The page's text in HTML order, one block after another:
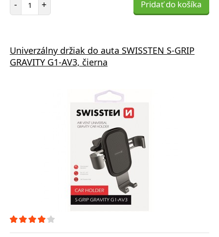
- + Pridať do košíka
Univerzálny držiak do auta SWISSTEN S-GRIP
GRAVITY G1-AV3, čierna